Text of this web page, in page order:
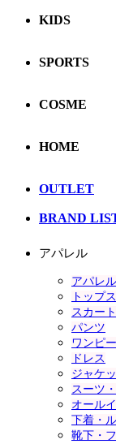
KIDS
SPORTS
COSME
HOME
OUTLET
BRAND
アパレル
アパレ
トップス
スカート
パンツ
ワンピ
ドレス
ジャケ
スーツ
オール
下着・
靴下・